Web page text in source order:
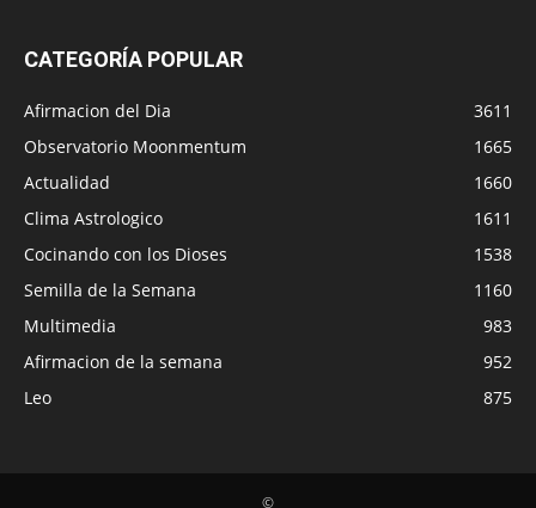
CATEGORÍA POPULAR
Afirmacion del Dia
3611
Observatorio Moonmentum
1665
Actualidad
1660
Clima Astrologico
1611
Cocinando con los Dioses
1538
Semilla de la Semana
1160
Multimedia
983
Afirmacion de la semana
952
Leo
875
©